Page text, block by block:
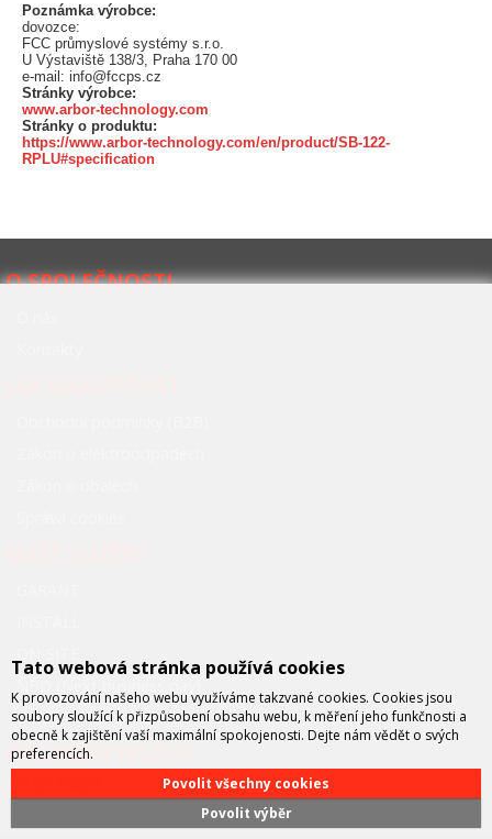
Poznámka výrobce:
dovozce:
FCC průmyslové systémy s.r.o.
U Výstaviště 138/3, Praha 170 00
e-mail: info@fccps.cz
Stránky výrobce:
www.arbor-technology.com
Stránky o produktu:
https://www.arbor-technology.com/en/product/SB-122-
RPLU#specification
O SPOLEČNOSTI
BEZPLATNÉ ZÁPŮJČKY
FCC PRŮMYSLOVÉ
Tato webová stránka používá cookies
K provozování našeho webu využíváme takzvané cookies. Cookies jsou
soubory sloužící k přizpůsobení obsahu webu, k měření jeho funkčnosti a
obecně k zajištění vaší maximální spokojenosti. Dejte nám vědět o svých
preferencích.
Povolit výběr
Povolit všechny cookies